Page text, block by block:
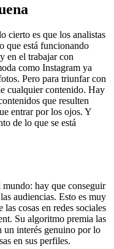
cierto es que los analistas
que está funcionando
en el trabajar con
como Instagram ya
Pero para triunfar con
cualquier contenido. Hay
que resulten
entrar por los ojos. Y
de lo que se está
hay que conseguir
audiencias. Esto es muy
cosas en redes sociales
Su algoritmo premia las
un interés genuino por lo
en sus perfiles.